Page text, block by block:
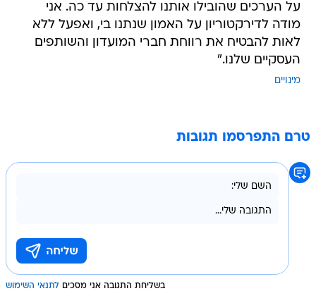
על הערכים שהובילו אותנו להצלחות עד כה. אני
מודה לדירקטוריון על האמון שנתנו בי, ואפעל ללא
לאות להבטיח את רווחת חברי המועדון והשותפים
העסקיים שלנו."
מינויים
טרם התפרסמו תגובות
בשליחת התגובה אני מסכים לתנאי השימוש